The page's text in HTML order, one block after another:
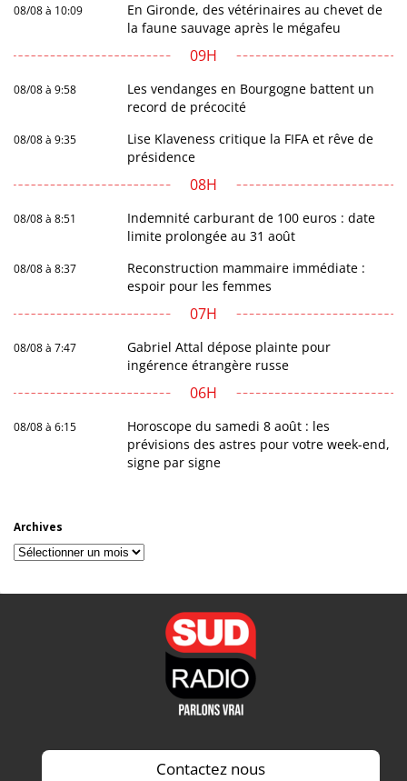
08/08 à 10:09
En Gironde, des vétérinaires au chevet de
la faune sauvage après le mégafeu
09H
08/08 à 9:58
Les vendanges en Bourgogne battent un
record de précocité
08/08 à 9:35
Lise Klaveness critique la FIFA et rêve de
présidence
08H
08/08 à 8:51
Indemnité carburant de 100 euros : date
limite prolongée au 31 août
08/08 à 8:37
Reconstruction mammaire immédiate :
espoir pour les femmes
07H
08/08 à 7:47
Gabriel Attal dépose plainte pour
ingérence étrangère russe
06H
08/08 à 6:15
Horoscope du samedi 8 août : les
prévisions des astres pour votre week-end,
signe par signe
Archives
Archives
Contactez nous